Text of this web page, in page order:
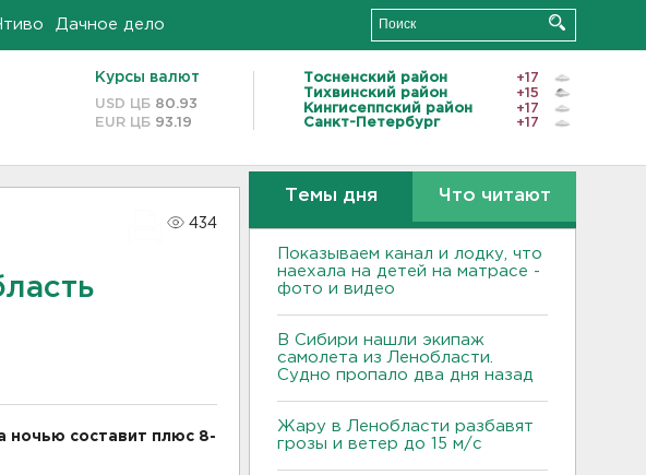
Дачное дело
Курсы валют
USD ЦБ 80.93
EUR ЦБ 93.19
Тосненский район
+17
Тихвинский район
+15
Кингисеппский район
+17
Санкт-Петербург
+17
434
ночью составит плюс 8-
Темы дня Что читают
Показываем канал и лодку, что
наехала на детей на матрасе -
фото и видео
В Сибири нашли экипаж
самолета из Ленобласти.
Судно пропало два дня назад
Жару в Ленобласти разбавят
грозы и ветер до 15 м/с